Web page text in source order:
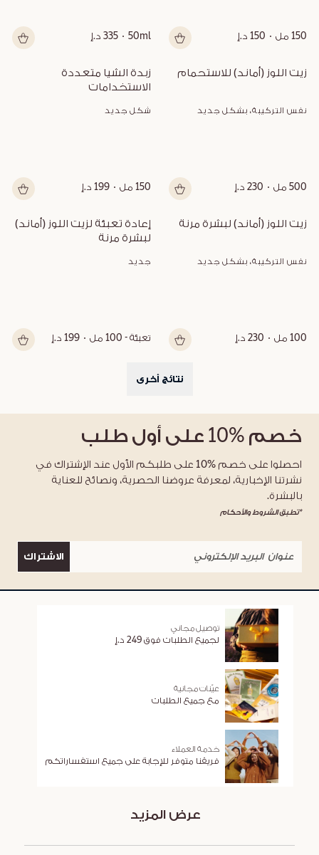
150 مل 150 د.إ 50ml 335 د.إ
زيت اللوز (أماند) للاستحمام
نفس التركيبة، بشكل جديد
500 مل 230 د.إ
الاستخدامات
شكل جديد
150 مل 199 د.إ
زيت اللوز (أماند) لبشرة مرنة
نفس التركيبة، بشكل جديد
100 مل 230 د.إ
لبشرة مرنة
جديد
تعبئة - 100 مل 199 د.إ
نتائج أخرى
خصم %10 على أول طلب
احصلوا على خصم %10 على طلبكم الأول عند الإشتراك في
نشرتنا الإخبارية، لمعرفة عروضنا الحصرية، ونصائح للعناية
بالبشرة.
*تطبق الشروط والأحكام
الاشتراك
توصيل مجاني
لجميع الطلبات فوق 249 د.إ
عيّنات مجانية
مع جميع الطلبات
خدمة العملاء
فريقنا متوفر للإجابة على جميع استفساراتكم
عرض المزيد